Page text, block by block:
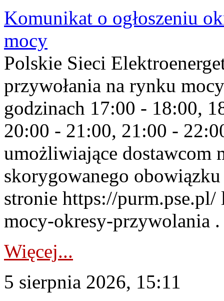
Komunikat o ogłoszeniu
mocy
Polskie Sieci
przywołania na rynku
godzinach 17:00 - 18:00,
20:00 - 21:00, 21:00 -
umożliwiające dostawcom
skorygowanego
stronie https://
mocy-okresy-przywolania
Więcej...
5 sierpnia 2026, 15:11